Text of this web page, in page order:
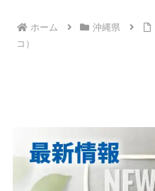
ホーム 沖縄県
コ）